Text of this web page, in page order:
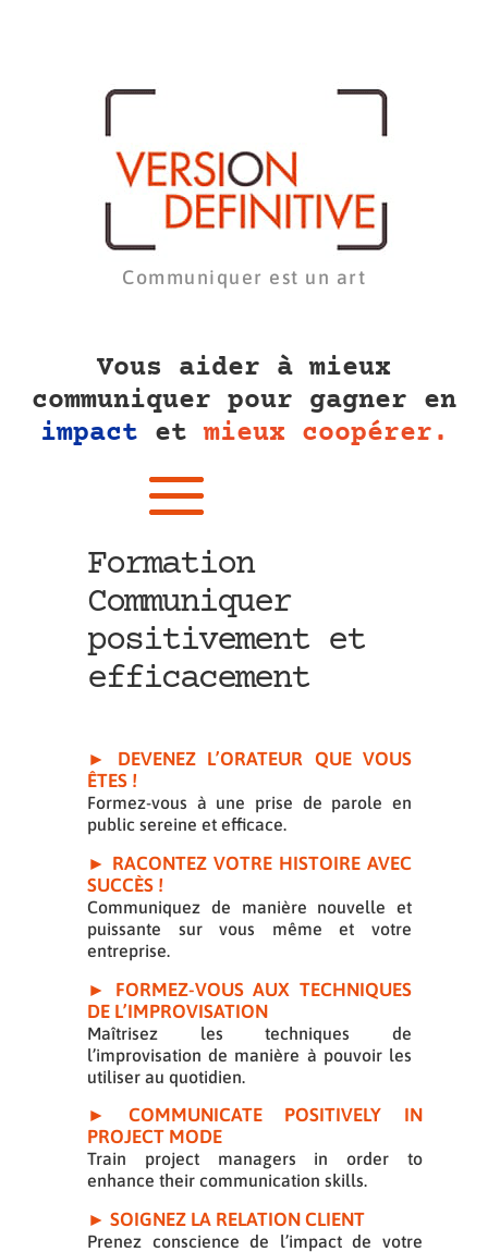
Communiquer est un art
Vous aider à mieux
communiquer pour gagner en
impact etmieux coopérer.
Formation
Communiquer
positivement et
efficacement
► DEVENEZ L’ORATEUR QUE VOUS
ÊTES !
Formez-vous à une prise de parole en
public sereine et efficace.
► RACONTEZ VOTRE HISTOIRE AVEC
SUCCÈS !
Communiquez de manière nouvelle et
puissante sur vous même et votre
entreprise.
► FORMEZ-VOUS AUX TECHNIQUES
DE L’IMPROVISATION
Maîtrisez les techniques de
l’improvisation de manière à pouvoir les
utiliser au quotidien.
► COMMUNICATE POSITIVELY IN
PROJECT MODE
Train project managers in order to
enhance their communication skills.
► SOIGNEZ LA RELATION CLIENT
Prenez conscience de l’impact de votre